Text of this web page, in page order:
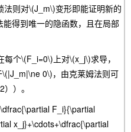
则对\(J_m\)变形即能证明新的
得到唯一的隐函数，且在局部
个\(F_i=0\)上对\(x_j\)求导，
0\)，由克莱姆法则可
）。
F_i}{\partial
x_j}+\cdots+\dfrac{\partial